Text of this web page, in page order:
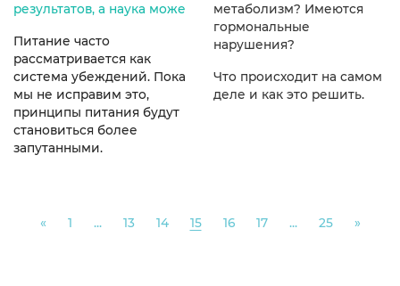
результатов, а наука може
Питание часто
рассматривается как
система убеждений. Пока
мы не исправим это,
принципы питания будут
становиться более
запутанными.
метаболизм? Имеются
гормональные
нарушения?
Что происходит на самом
деле и как это решить.
«Previous
1 ... 13 14 15 16 17 ... 25 »Next